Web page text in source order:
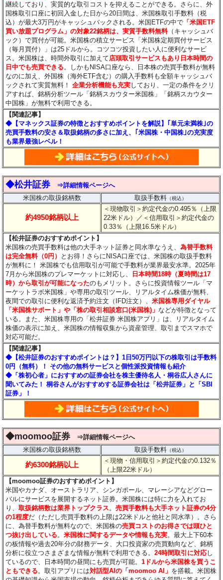
継続しており、実質的な取引コストを抑えることができる。さらに、外
国株取引口座に初回入金した日から20日間は、米国株取引手数料（税
込）が最大3万円がキャッシュバックされる。米国ETFの中で 「米国ETF
買い放題プログラム」の対象22銘柄は、実質手数料無料（キャッシュバ
ック）で買付が可能。米国株の積立サービス「米国株定期買付サービス
（毎月買付）」は25ドルから。コツコツ投資したい人に便利なサービ
ス。米国株は、時間外取引に加えて店頭取引サービスもあり日本時間の
日中でも売買できる。しかもNISA口座なら、日本株の売買手数料が無料
なのに加え、外国株（海外ETF含む）の購入手数料も全額キャッシュバ
ックされて実質無料！企業分析機能も充実しており、一定の条件をクリ
アすれば、銘柄分析ツール「銘柄スカウター米国株」「銘柄スカウター
中国株」が無料で利用できる。
【関連記事】
◆【マネックス証券の特徴とおすすめポイントを解説】｢単元未満株｣の
売買手数料の安さ＆取扱銘柄の多さに加え、｢米国株・中国株｣の充実度
も業界最強レベル！
◆松井証券
⇒詳細情報ページへ
米国株の取扱銘柄数
取扱手数料（税込）
約4950銘柄以上
＜現物取引＞約定代金の0.495％（上限
22米ドル）
／＜信用取引＞約定代金の
0.33％（上限16.5米ドル）
【松井証券のおすすめポイント】
米国株の売買手数料は他の大手ネット証券と同水準なうえ、為替手数料
は完全無料（0円）
とお得！さらにNISA口座では、米国株の取扱手数料
が無料に！ 米国株でも信用取引が可能で手数料が業界最安水準。2025年
7月から米国株のプレマーケットに対応し、
日本時間18時（夏時間は17
時）から取引が可能になったのもメリット。さらに投資情報ツール「マ
ーケットラボ米国株」や専用の取引ツール、リアルタイム株価が無料、
夜間での取引に便利な返済予約注文（IFD注文）、米国株専用ダイヤル
「米国株サポート」や「株の取引相談窓口(米国株)」 などが特徴となって
いる。また、米国株専用の「松井証券 米国株アプリ」は、リアルタイム
株価の表示に加え、米国株の情報収集から資産管理、取引までスマホで
対応可能だ。
【関連記事】
◆【松井証券のおすすめポイントは？】1日50万円以下の株取引は手数料
0円（無料）！ その他の無料サービスと個性派投資情報も紹介
◆「株初心者」におすすめの証券会社を株主優待名人・桐谷広人さんに
聞いてみた！ 桐谷さんがおすすめする証券会社は「松井証券」と「SBI
証券」！
◆moomoo証券
⇒詳細情報ページへ
米国株の取扱銘柄数
取扱手数料（税込）
約6300銘柄以上
＜現物・信用取引＞約定代金の0.132％
（上限22米ドル）
【moomoo証券のおすすめポイント】
米国やカナダ、オーストラリア、シンガポール、マレーシアなどグロー
バルにサービスを展開するネット証券。米国株には特に力を入れてお
り、取扱銘柄数は業界トップクラス。売買手数料も大手ネット証券の4分
の1程度だ（ただし売買手数料の上限は22米ドルと他社と同水準）。さら
に、為替手数料が無料なので、米国株の売買コストのお得さでは頭ひと
つ抜け出している。米国株に関するデータや情報も充実。最大上下60本
の板情報や過去20年分の財務データ、大口投資家の売買動向など、銘柄
分析に役立つさまざまな情報が無料で利用できる。24時間取引に対応し
ているので、日本時間の昼間にも売買が可能。1ドルから米国株を買うこ
ともできる。取引アプリには対話型AIの「moomoo AI」 を搭載。米国株